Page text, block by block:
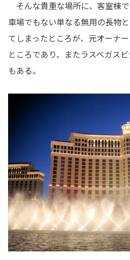
そんな貴重な場所に、客室棟
車場でもない単なる無用の長物
てしまったところが、元オーナ
ところであり、またラスベガス
もある。